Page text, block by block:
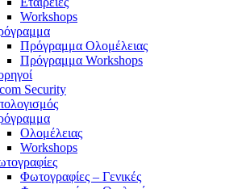
Workshops
Πρόγραμμα Ολομέλειας
Πρόγραμμα Workshops
Security
Ολομέλειας
Workshops
Φωτογραφίες – Γενικές